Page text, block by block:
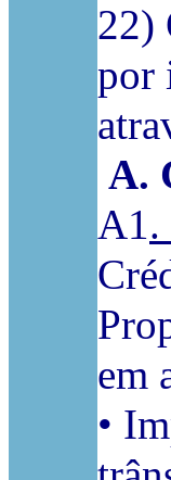
22)
por
A.
A1.
em
•